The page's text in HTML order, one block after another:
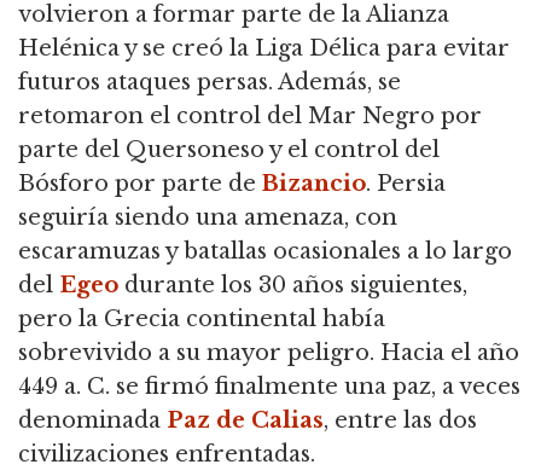
volvieron a formar parte de la Alianza
Helénica y se creó la Liga Délica para evitar
futuros ataques persas. Además, se
retomaron el control del Mar Negro por
parte del Quersoneso y el control del
Bósforo por parte de Bizancio. Persia
seguiría siendo una amenaza, con
escaramuzas y batallas ocasionales a lo largo
del Egeo durante los 30 años siguientes,
pero la Grecia continental había
sobrevivido a su mayor peligro. Hacia el año
449 a. C. se firmó finalmente una paz, a veces
denominada Paz de Calias, entre las dos
civilizaciones enfrentadas.